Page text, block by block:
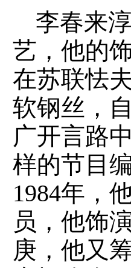
李春来
艺，他的
在苏联怯
软钢丝，
广开言路
样的节目
1984年，
员，他饰
庚，他又